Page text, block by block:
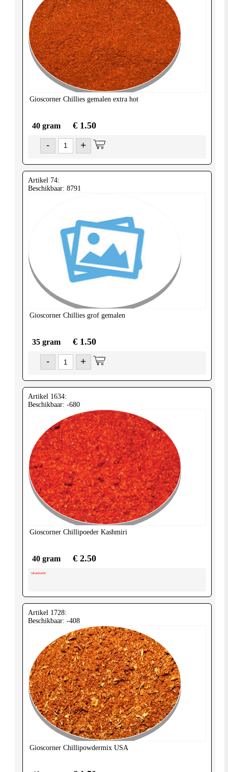
Gioscorner Chillies gemalen extra hot
40 gram € 1.50
- +
Artikel 74:
Beschikbaar: 8791
Gioscorner Chillies grof gemalen
35 gram € 1.50
- +
Artikel 1634:
Beschikbaar: -680
Gioscorner Chillipoeder Kashmiri
40 gram € 2.50
Uitverkocht
Artikel 1728:
Beschikbaar: -408
Gioscorner Chillipowdermix USA